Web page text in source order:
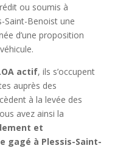
ou soumis à
Saint-Benoist une
d’une proposition
actif, ils s’occupent
auprès des
à la levée des
avez ainsi la
et
gagé à Plessis-Saint-